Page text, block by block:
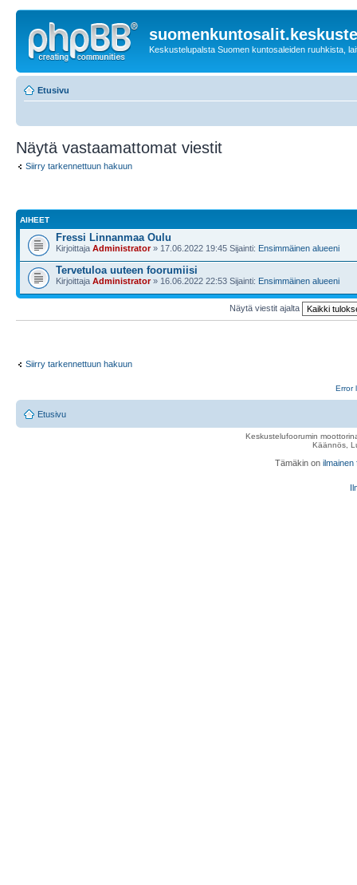
Keskustelupalsta Suomen kuntosaleiden ruuhkista,
Etusivu
Näytä vastaamattomat viestit
Siirry tarkennettuun hakuun
AIHEET
Fressi Linnanmaa Oulu
Kirjoittaja Administrator» 17.06.2022 19:45 Sijainti: Ensimmäinen alueeni
Tervetuloa uuteen foorumiisi
Kirjoittaja Administrator» 16.06.2022 22:53 Sijainti: Ensimmäinen alueeni
Näytä viestit ajalta
Siirry tarkennettuun hakuun
Error
Etusivu
Keskustelufoorumin
Käännös,
Tämäkin on ilmainen